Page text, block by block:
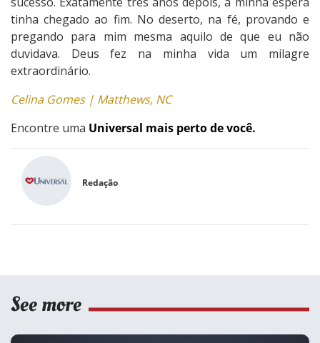
tinha chegado ao fim. No deserto, na fé, provando e
pregando para mim mesma aquilo de que eu não
duvidava. Deus fez na minha vida um milagre
extraordinário.
Celina Gomes | Matthews, NC
Encontre uma Universal mais perto de você.
Redação
See more